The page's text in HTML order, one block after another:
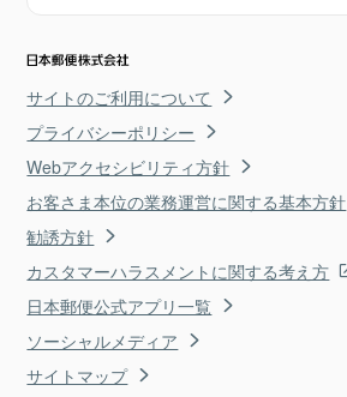
サイトのご利用について
プライバシーポリシー
Webアクセシビリティ方針
お客さま本位の業務運営に関する基本方針
勧誘方針
カスタマーハラスメントに関する考え方
日本郵便公式アプリ一覧
ソーシャルメディア
サイトマップ